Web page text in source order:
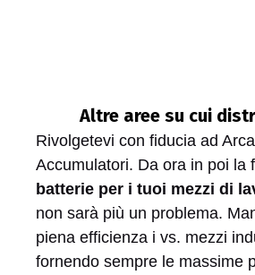
Altre aree su cui
Rivolgetevi con fiducia ad
Accumulatori. Da ora in poi la
batterie per i tuoi mezzi di
non sarà più un problema.
piena efficienza i vs. mezzi
fornendo sempre le massime